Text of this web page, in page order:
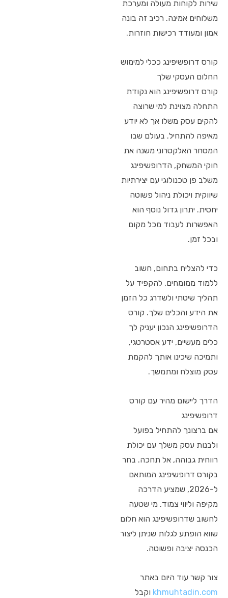
שירות לקוחות מעולה ומערכת
משלוחים אמינה. רכיב זה בונה
אמון ומעודד רכישות חוזרות.
קורס דרופשיפינג ככלי למימוש
החלום העסקי שלך
קורס דרופשיפינג הוא נקודת
התחלה מצוינת למי שרוצה
להקים עסק משלו אך לא יודע
מאיפה להתחיל. בעולם שבו
המסחר האלקטרוני משנה את
חוקי המשחק, הדרופשיפינג
משלב פן טכנולוגי עם יצירתיות
שיווקית ויכולת ניהול פשוטה
יחסית. יתרון גדול נוסף הוא
האפשרות לעבוד מכל מקום
ובכל זמן.
כדי להצליח בתחום, חשוב
ללמוד ממומחים, להקפיד על
תהליך שיטתי ולשדרג כל הזמן
את הידע והכלים שלך. קורס
הדרופשיפינג הנכון יעניק לך
כלים מעשיים, ידע אסטרטגי,
ותמיכה שיכינו אותך להקמת
עסק מוצלח ומתמשך.
הדרך ליישום מהיר עם קורס
דרופשיפינג
אם ברצונך להתחיל בפועל
ולבנות עסק משלך עם יכולת
רווחית גבוהה, אל תחכה. בחר
בקורס דרופשיפינג המותאם
ל-2026, שמציע הדרכה
מקיפה וליווי צמוד. מי שטעה
לחשוב שדרופשיפינג הוא חלום
שווא הופתע לגלות שניתן ליצור
הכנסה יציבה ופשוטה.
צור קשר עוד היום באתר
khmuhtadin.com וקבל